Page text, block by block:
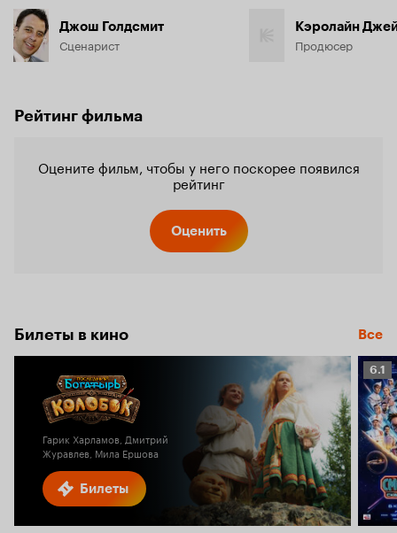
Джош Голдсмит
Сценарист
Кэролайн
Продюсер
Рейтинг фильма
Оцените фильм, чтобы у него поскорее появился
рейтинг
Оценить
Билеты в кино Все
Билеты
Гарик Харламов, Дмитрий
Журавлев, Мила Ершова
6.1
6.1